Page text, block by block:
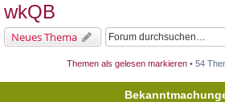
wkQB
Neues Thema
Themen als gelesen markieren • 54